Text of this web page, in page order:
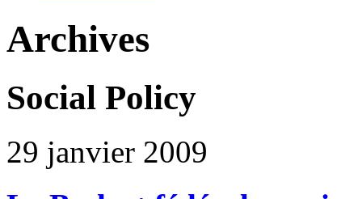
Archives
Social Policy
29 janvier 2009